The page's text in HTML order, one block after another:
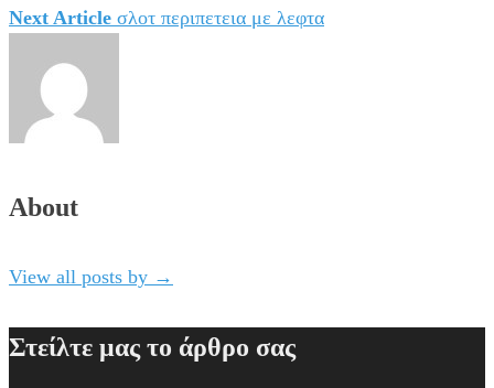
άρθρων
Next Article σλοτ περιπετεια με λεφτα
About
View all posts by →
Στείλτε μας το άρθρο σας